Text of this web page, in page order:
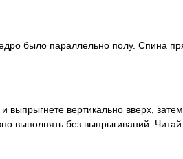
было параллельно полу. Спина
выпрыгнете вертикально вверх,
выполнять без выпрыгиваний.